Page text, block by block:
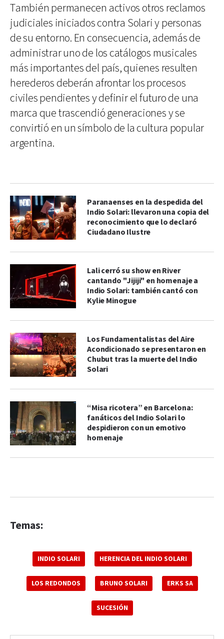
También permanecen activos otros reclamos
judiciales iniciados contra Solari y personas
de su entorno. En consecuencia, además de
administrar uno de los catálogos musicales
más importantes del país, quienes resulten
herederos deberán afrontar los procesos
civiles pendientes y definir el futuro de una
marca que trascendió generaciones y se
convirtió en un símbolo de la cultura popular
argentina.
Paranaenses en la despedida del
Indio Solari: llevaron una copia del
reconocimiento que lo declaró
Ciudadano Ilustre
Lali cerró su show en River
cantando "Jijiji" en homenaje a
Indio Solari: también cantó con
Kylie Minogue
Los Fundamentalistas del Aire
Acondicionado se presentaron en
Chubut tras la muerte del Indio
Solari
“Misa ricotera” en Barcelona:
fanáticos del Indio Solari lo
despidieron con un emotivo
homenaje
Temas:
INDIO SOLARI HERENCIA DEL INDIO SOLARI
LOS REDONDOS BRUNO SOLARI ERKS SA
SUCESIÓN